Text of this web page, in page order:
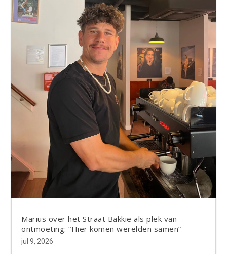
Marius over het Straat Bakkie als plek van
ontmoeting: “Hier komen werelden samen”
jul 9, 2026